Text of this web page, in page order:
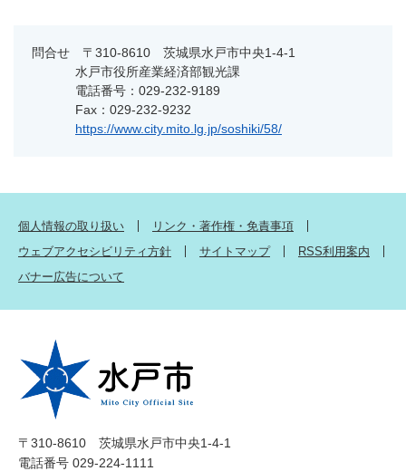
問合せ 〒310-8610 茨城県水戸市中央1-4-1
水戸市役所産業経済部観光課
電話番号：029-232-9189
Fax：029-232-9232
https://www.city.mito.lg.jp/soshiki/58/
個人情報の取り扱い
リンク・著作権・免責事項
ウェブアクセシビリティ方針
サイトマップ
RSS利用案内
バナー広告について
〒310-8610 茨城県水戸市中央1-4-1
電話番号 029-224-1111